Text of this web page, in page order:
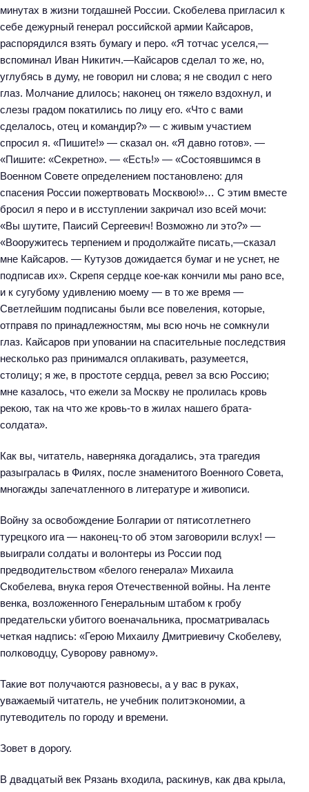
минутах в жизни тогдашней России. Скобелева пригласил к
себе дежурный генерал российской армии Кайсаров,
распорядился взять бумагу и перо. «Я тотчас уселся,—
вспоминал Иван Никитич.—Кайсаров сделал то же, но,
углубясь в думу, не говорил ни слова; я не сводил с него
глаз. Молчание длилось; наконец он тяжело вздохнул, и
слезы градом покатились по лицу его. «Что с вами
сделалось, отец и командир?» — с живым участием
спросил я. «Пишите!» — сказал он. «Я давно готов». —
«Пишите: «Секретно». — «Есть!» — «Состоявшимся в
Военном Совете определением постановлено: для
спасения России пожертвовать Москвою!»… С этим вместе
бросил я перо и в исступлении закричал изо всей мочи:
«Вы шутите, Паисий Сергеевич! Возможно ли это?» —
«Вооружитесь терпением и продолжайте писать,—сказал
мне Кайсаров. — Кутузов дожидается бумаг и не уснет, не
подписав их». Скрепя сердце кое-как кончили мы рано все,
и к сугубому удивлению моему — в то же время —
Светлейшим подписаны были все повеления, которые,
отправя по принадлежностям, мы всю ночь не сомкнули
глаз. Кайсаров при уповании на спасительные последствия
несколько раз принимался оплакивать, разумеется,
столицу; я же, в простоте сердца, ревел за всю Россию;
мне казалось, что ежели за Москву не пролилась кровь
рекою, так на что же кровь-то в жилах нашего брата-
солдата».
Как вы, читатель, наверняка догадались, эта трагедия
разыгралась в Филях, после знаменитого Военного Совета,
многажды запечатленного в литературе и живописи.
Войну за освобождение Болгарии от пятисотлетнего
турецкого ига — наконец-то об этом заговорили вслух! —
выиграли солдаты и волонтеры из России под
предводительством «белого генерала» Михаила
Скобелева, внука героя Отечественной войны. На ленте
венка, возложенного Генеральным штабом к гробу
предательски убитого военачальника, просматривалась
четкая надпись: «Герою Михаилу Дмитриевичу Скобелеву,
полководцу, Суворову равному».
Такие вот получаются разновесы, а у вас в руках,
уважаемый читатель, не учебник политэкономии, а
путеводитель по городу и времени.
Зовет в дорогу.
В двадцатый век Рязань входила, раскинув, как два крыла,